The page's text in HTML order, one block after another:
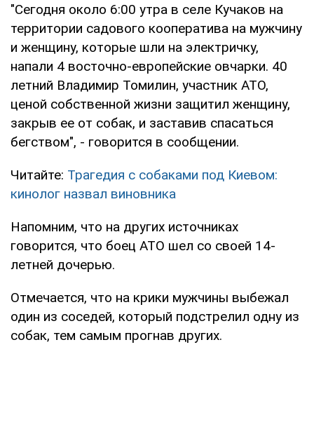
"Сегодня около 6:00 утра в селе Кучаков на
территории садового кооператива на мужчину
и женщину, которые шли на электричку,
напали 4 восточно-европейские овчарки. 40
летний Владимир Томилин, участник АТО,
ценой собственной жизни защитил женщину,
закрыв ее от собак, и заставив спасаться
бегством", - говорится в сообщении.
Читайте: Трагедия с собаками под Киевом:
кинолог назвал виновника
Напомним, что на других источниках
говорится, что боец АТО шел со своей 14-
летней дочерью.
Отмечается, что на крики мужчины выбежал
один из соседей, который подстрелил одну из
собак, тем самым прогнав других.